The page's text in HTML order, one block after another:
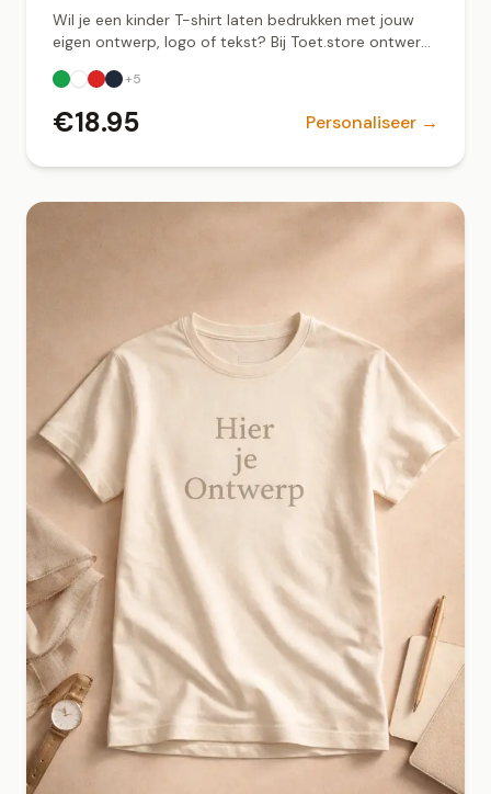
Wil je een kinder T-shirt laten bedrukken met jouw
eigen ontwerp, logo of tekst? Bij Toet.store ontwerp
+5
€18.95 Personaliseer →